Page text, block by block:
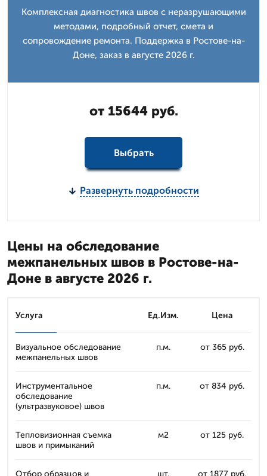
Комплексная диагностика швов с неразрушающими
методами, подробный отчет, смета и
сопровождение ремонта. Поддержка в Ростове-на-
Доне, заказ в августе 2026 г.
от 15644 руб.
Выбрать
Развернуть подробности
Цены на обследование
межпанельных швов в Ростове-на-
Доне в августе 2026 г.
Услуга Ед.Изм. Цена
Визуальное обследование
межпанельных швов
п.м. от 365 руб.
Инструментальное
обследование
(ультразвуковое) швов
п.м. от 834 руб.
Тепловизионная съемка
швов и примыканий
м2 от 125 руб.
Отбор образцов и
шт. от 1877 руб.